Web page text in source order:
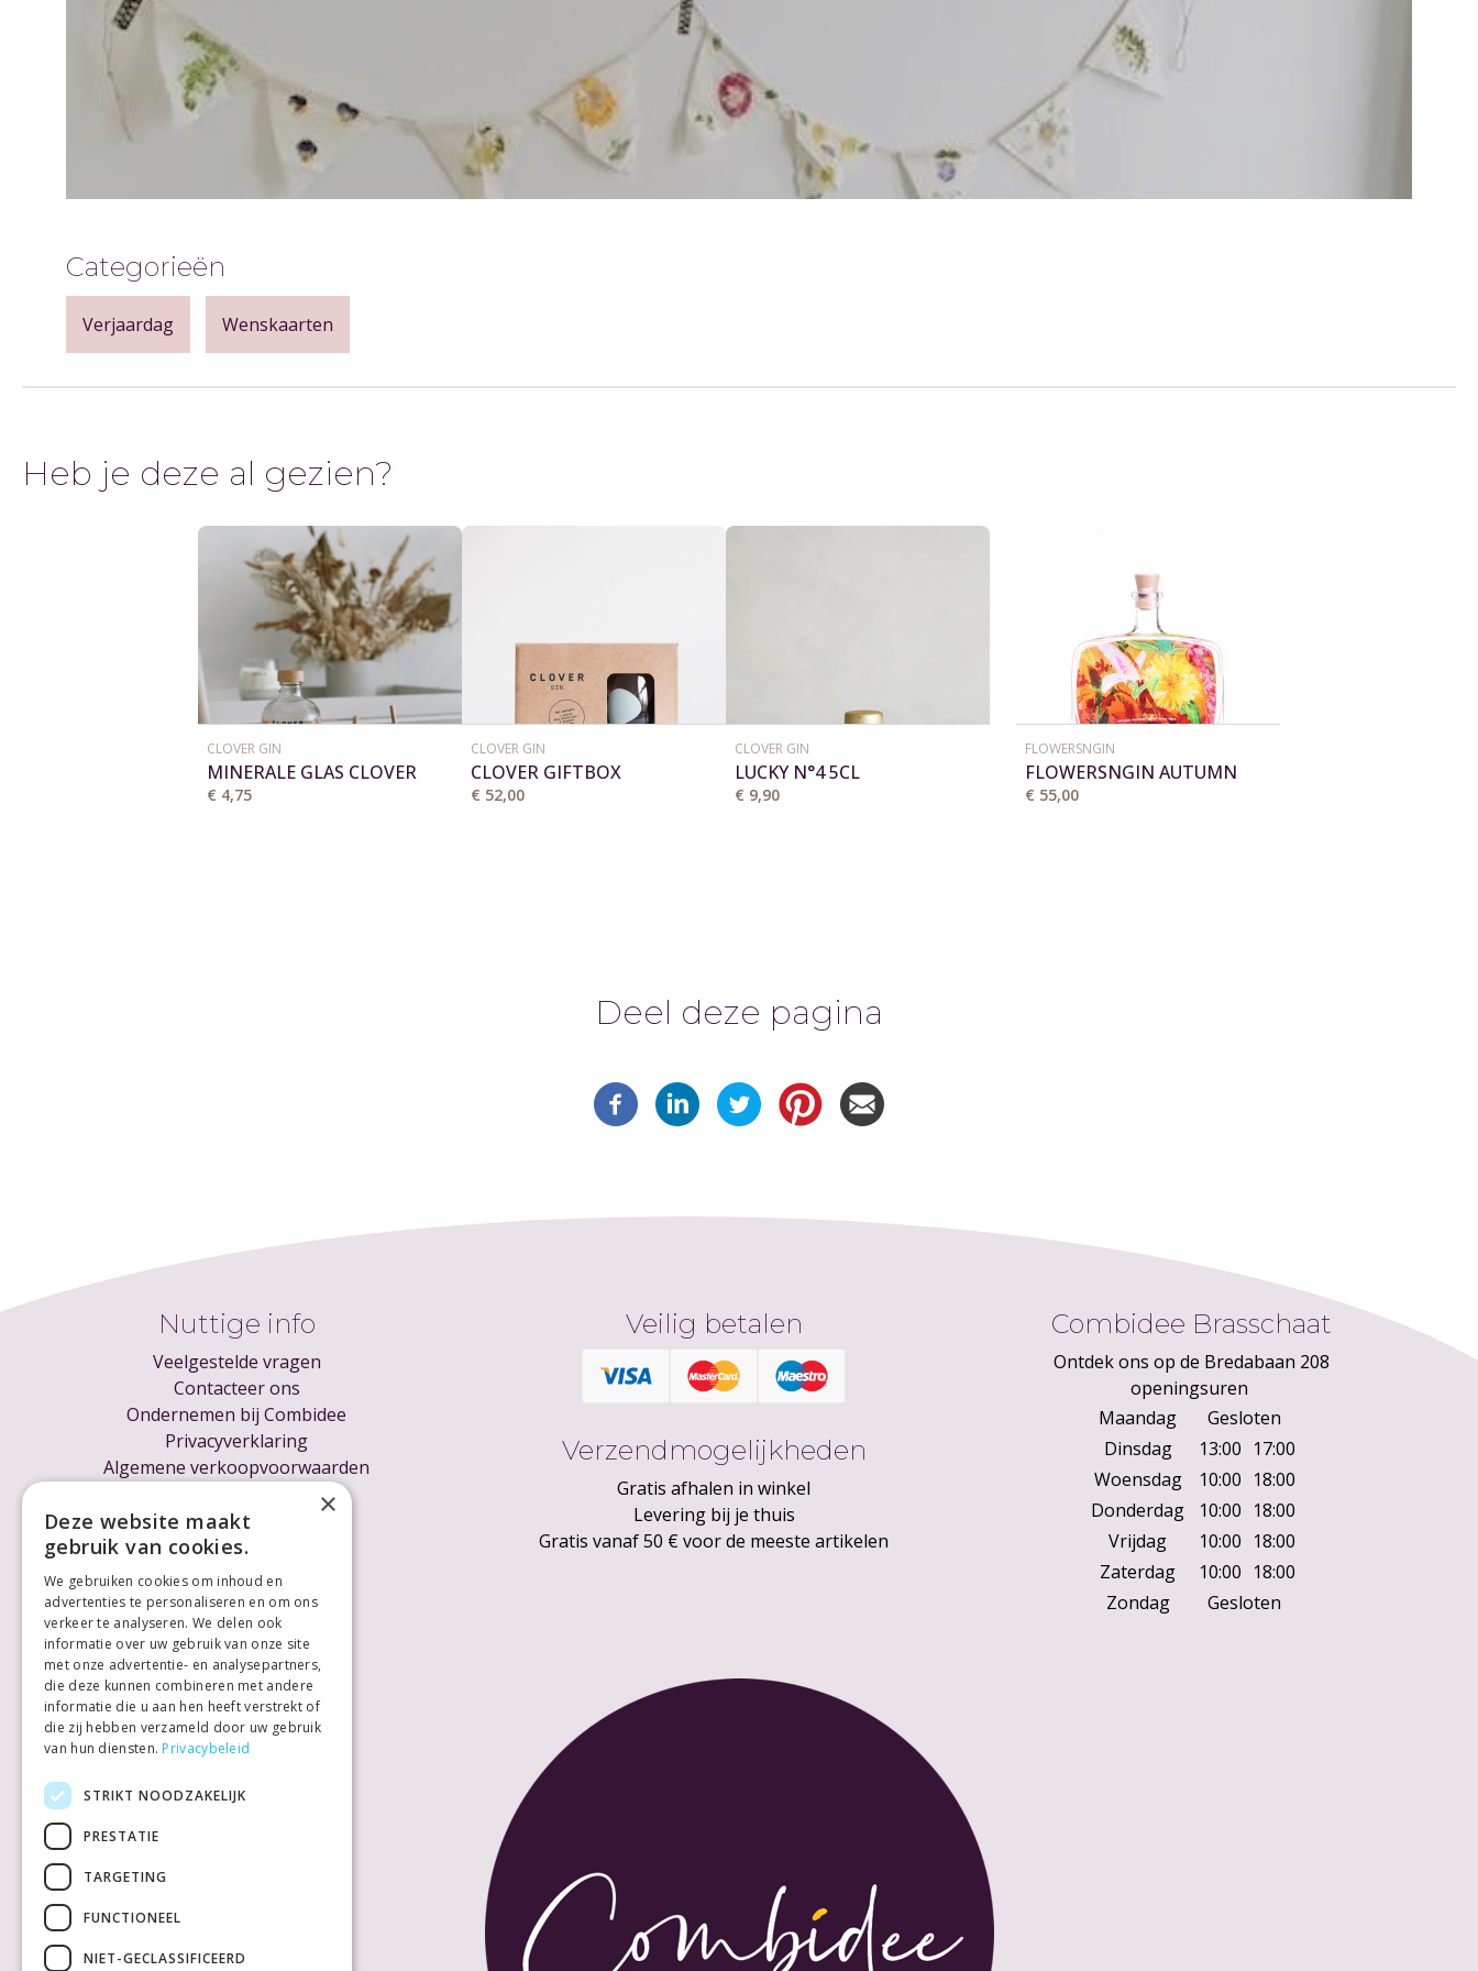
Categorieën
Verjaardag Wenskaarten
Heb je deze al gezien?
CLOVER GIN
MINERALE GLAS CLOVER
€ 4,75
CLOVER GIN
CLOVER GIFTBOX
€ 52,00
CLOVER GIN
LUCKY N°4 5CL
€ 9,90
FLOWERSNGIN
FLOWERSNGIN AUTUMN
EDITION
€ 55,00
Deel deze pagina
Nuttige info
Veelgestelde vragen
Contacteer ons
Ondernemen bij Combidee
Privacyverklaring
Algemene verkoopvoorwaarden
Voor ondernemers
Veilig betalen
Verzendmogelijkheden
Gratis afhalen in winkel
Levering bij je thuis
Gratis vanaf 50 € voor de meeste artikelen
Combidee Brasschaat
Ontdek ons op de Bredabaan 208
openingsuren
Maandag
Gesloten
Dinsdag
13:00 17:00
Woensdag
10:00 18:00
Donderdag
10:00 18:00
Vrijdag
10:00 18:00
Zaterdag
10:00 18:00
Zondag
Gesloten
×
Deze website maakt
gebruik van cookies.
We gebruiken cookies om inhoud en
advertenties te personaliseren en om ons
verkeer te analyseren. We delen ook
informatie over uw gebruik van onze site
met onze advertentie- en analysepartners,
die deze kunnen combineren met andere
informatie die u aan hen heeft verstrekt of
die zij hebben verzameld door uw gebruik
van hun diensten. Privacybeleid
STRIKT NOODZAKELIJK
PRESTATIE
TARGETING
FUNCTIONEEL
NIET-GECLASSIFICEERD